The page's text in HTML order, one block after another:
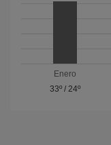
Enero
33º/ 24º